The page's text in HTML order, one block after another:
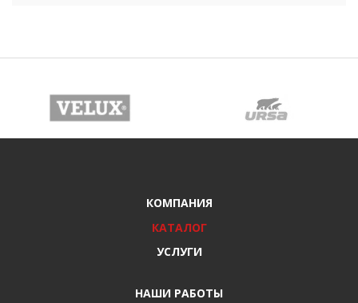
КОМПАНИЯ
КАТАЛОГ
УСЛУГИ
НАШИ РАБОТЫ